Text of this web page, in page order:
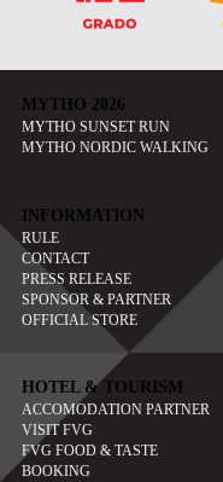
MYTHO 2026
MYTHO SUNSET RUN
MYTHO NORDIC WALKING
INFORMATION
RULE
CONTACT
PRESS RELEASE
SPONSOR & PARTNER
OFFICIAL STORE
HOTEL & TOURISM
ACCOMODATION PARTNER
VISIT FVG
FVG FOOD & TASTE
BOOKING